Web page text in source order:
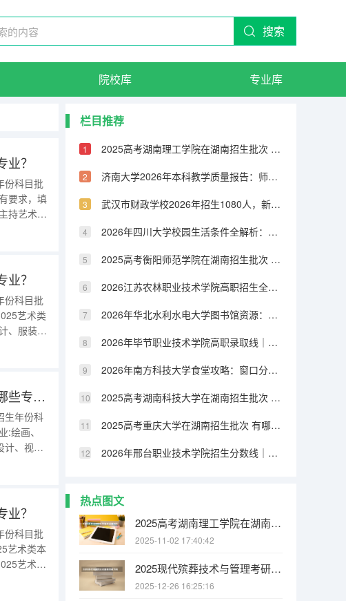
搜索
院校库 专业库
？
份科目批
要求，填
持艺术湖
境设
？
份科目批
艺术类
、服装与
)工商
2025高考西安建筑科技大学在湖南招生批次 有哪些专业？
生年份科
:绘画、
计、视觉
类型)
？
份科目批
艺术类本
艺术类
文学湖
栏目推荐
2025高考湖南理工学院在湖南招生批次 有哪些专业？
济南大学2026年本科教学质量报告：师生比、课程满意度与毕业率
武汉市财政学校2026年招生1080人，新增人工智能技术与应用、无人机3+2专业
2026年四川大学校园生活条件全解析：宿舍、食堂、交通与周边配套
2025高考衡阳师范学院在湖南招生批次 有哪些专业？
2026江苏农林职业技术学院高职招生全知道：分数线、费用、就业方向
2026年华北水利水电大学图书馆资源：馆藏量、开放时间与研究支持
2026年毕节职业技术学院高职录取线｜报到手续与就业方向分析
2026年南方科技大学食堂攻略：窗口分布、特色菜品与营养搭配
2025高考湖南科技大学在湖南招生批次 有哪些专业？
2025高考重庆大学在湖南招生批次 有哪些专业？
2026年邢台职业技术学院招生分数线｜生活条件与就业前景
热点图文
2025高考湖南理工学院在湖南招生批次 有哪些专业？
2025-11-02 17:40:42
2025现代殡葬技术与管理考研方向有哪些（2026参考）
2025-12-26 16:25:16